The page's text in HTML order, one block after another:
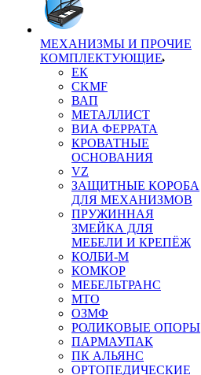
МЕХАНИЗМЫ И ПРОЧИЕ
КОМПЛЕКТУЮЩИЕ
ЕК
CKMF
ВАП
МЕТАЛЛИСТ
ВИА ФЕРРАТА
КРОВАТНЫЕ
ОСНОВАНИЯ
VZ
ЗАЩИТНЫЕ КОРОБА
ДЛЯ МЕХАНИЗМОВ
ПРУЖИННАЯ
ЗМЕЙКА ДЛЯ
МЕБЕЛИ И КРЕПЁЖ
КОЛБИ-М
КОМКОР
МЕБЕЛЬТРАНС
MTO
ОЗМФ
РОЛИКОВЫЕ ОПОРЫ
ПАРМАУПАК
ПК АЛЬЯНС
ОРТОПЕДИЧЕСКИЕ